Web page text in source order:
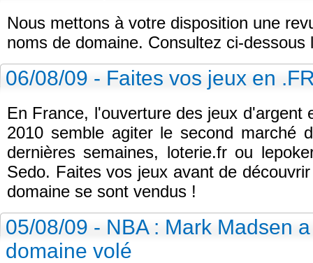
Nous mettons à votre disposition une
noms de domaine. Consultez ci-
06/08/09 - Faites vos jeux en
En France, l'ouverture des jeux d'argent
2010 semble agiter le second marché
dernières semaines, loterie.fr ou
Sedo. Faites vos jeux avant de
domaine se sont vendus !
05/08/09 - NBA : Mark Madsen
domaine volé